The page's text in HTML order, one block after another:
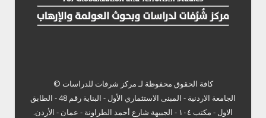
كافة الحقوق محفوظة لـ مركز شرفات للدراسات ©
الجامعة الاردنية - المبنى الاستثماري الأول - البناية رقم 48 - الطابق
الاول - مكتب ١٠٤ - الجبيهة شارع أحمد الطراونة - عمان - الأردن.